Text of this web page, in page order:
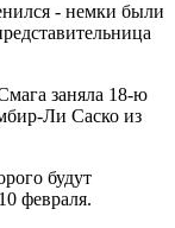
- немки были
заняла 18-ю
Ли Саско из
будут
февраля.